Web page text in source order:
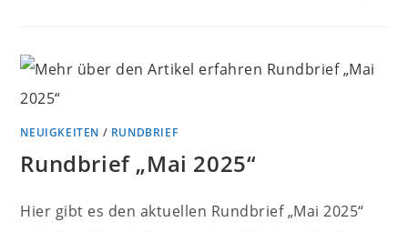
NEUIGKEITEN / RUNDBRIEF
Rundbrief „Mai 2025“
Hier gibt es den aktuellen Rundbrief „Mai 2025“